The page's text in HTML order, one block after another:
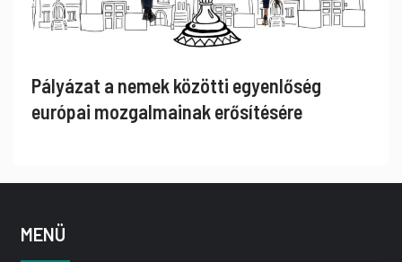
Pályázat a nemek közötti egyenlőség
európai mozgalmainak erősítésére
MENÜ